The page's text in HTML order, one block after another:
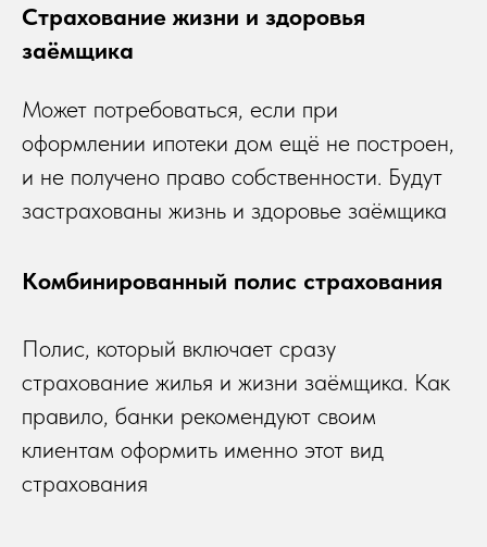
Страхование жизни и здоровья
заёмщика
Может потребоваться, если при
оформлении ипотеки дом ещё не построен,
и не получено право собственности. Будут
застрахованы жизнь и здоровье заёмщика
Комбинированный полис страхования
Полис, который включает сразу
страхование жилья и жизни заёмщика. Как
правило, банки рекомендуют своим
клиентам оформить именно этот вид
страхования